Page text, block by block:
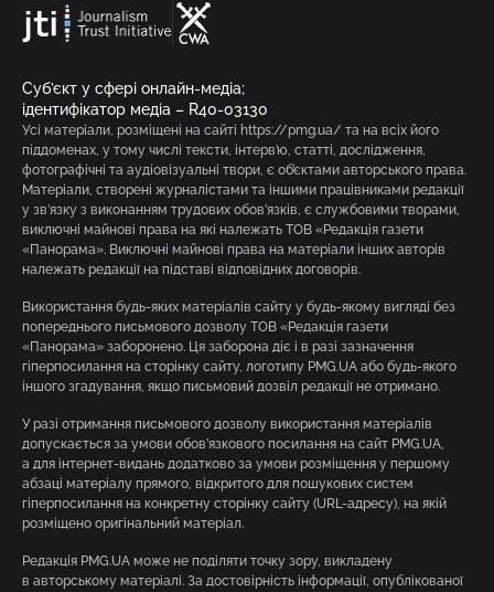
Суб’єкт у сфері онлайн-медіа;
ідентифікатор медіа – R40-03130
Усі матеріали, розміщені на сайті https://pmg.ua/ та на всіх його
піддоменах, у тому числі тексти, інтерв’ю, статті, дослідження,
фотографічні та аудіовізуальні твори, є об’єктами авторського права.
Матеріали, створені журналістами та іншими працівниками редакції
у зв’язку з виконанням трудових обов’язків, є службовими творами,
виключні майнові права на які належать ТОВ «Редакція газети
«Панорама». Виключні майнові права на матеріали інших авторів
належать редакції на підставі відповідних договорів.
Використання будь-яких матеріалів сайту у будь-якому вигляді без
попереднього письмового дозволу ТОВ «Редакція газети
«Панорама» заборонено. Ця заборона діє і в разі зазначення
гіперпосилання на сторінку сайту, логотипу PMG.UA або будь-якого
іншого згадування, якщо письмовий дозвіл редакції не отримано.
У разі отримання письмового дозволу використання матеріалів
допускається за умови обов’язкового посилання на сайт PMG.UA,
а для інтернет-видань додатково за умови розміщення у першому
абзаці матеріалу прямого, відкритого для пошукових систем
гіперпосилання на конкретну сторінку сайту (URL-адресу), на якій
розміщено оригінальний матеріал.
Редакція PMG.UA може не поділяти точку зору, викладену
в авторському матеріалі. За достовірність інформації, опублікованої